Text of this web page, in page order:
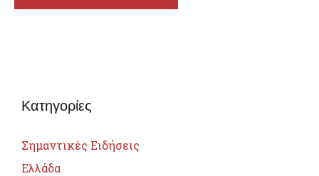
Κατηγορίες
Σημαντικές Ειδήσεις
Ελλάδα